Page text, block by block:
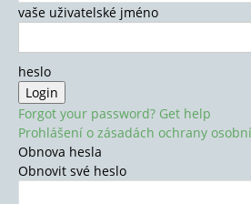
vaše uživatelské jméno
heslo
Forgot your password? Get help
Prohlášení o zásadách ochrany
Obnova hesla
Obnovit své heslo